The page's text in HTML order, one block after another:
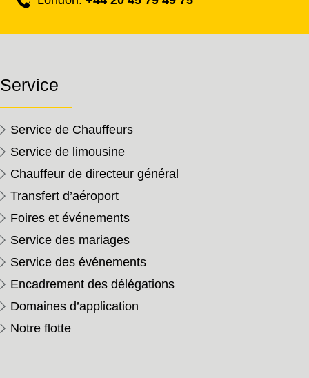
Service
Service de Chauffeurs
Service de limousine
Chauffeur de directeur général
Transfert d’aéroport
Foires et événements
Service des mariages
Service des événements
Encadrement des délégations
Domaines d’application
Notre flotte